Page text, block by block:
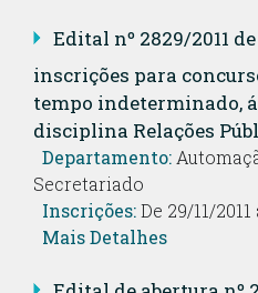
Edital nº 2829/2011
inscrições para
tempo indeterminado,
disciplina Relações
Departamento:
Secretariado
Inscrições:De 29/11/2011
Mais Detalhes